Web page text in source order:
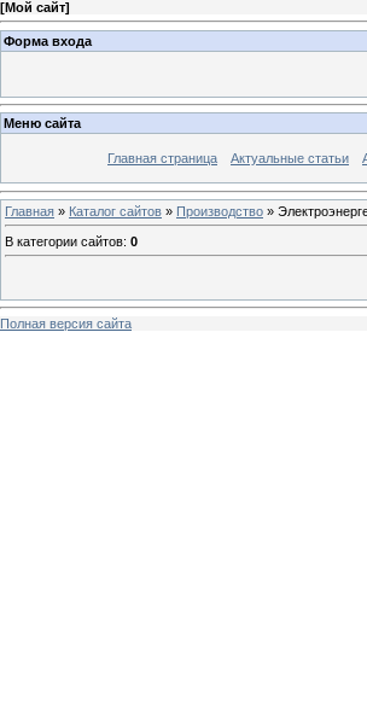
[Мой сайт]
Форма входа
Меню сайта
Главная страница Актуальные статьи
Главная » Каталог сайтов » Производство »
В категории сайтов: 0
Полная версия сайта